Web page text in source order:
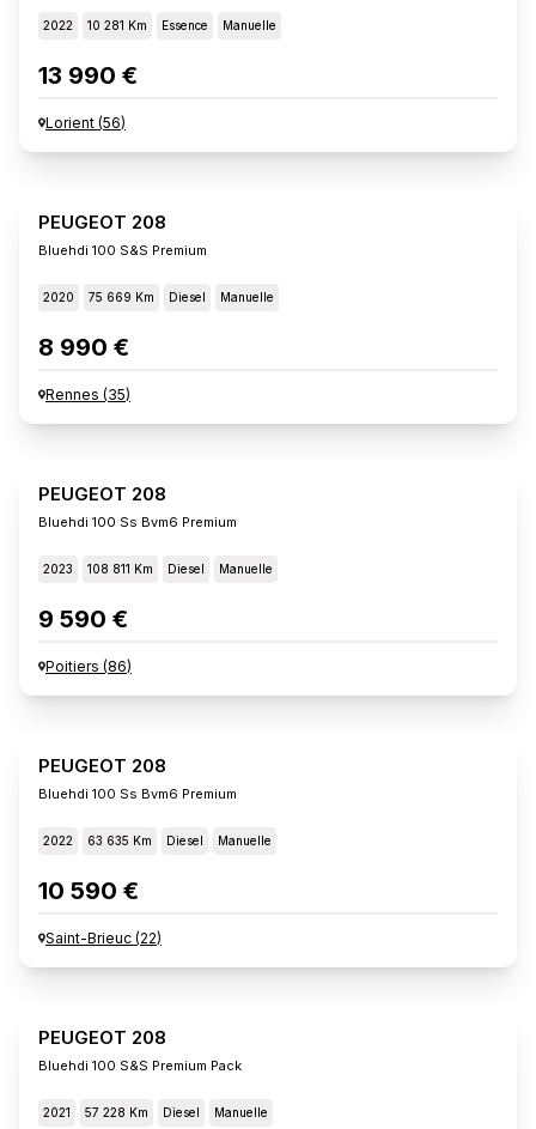
2022 10 281 Km Essence Manuelle
13 990 €
Lorient (56)
PEUGEOT 208
Bluehdi 100 S&s Premium
2020 75 669 Km Diesel Manuelle
8 990 €
Rennes (35)
PEUGEOT 208
Bluehdi 100 Ss Bvm6 Premium
2023 108 811 Km Diesel Manuelle
9 590 €
Poitiers (86)
PEUGEOT 208
Bluehdi 100 Ss Bvm6 Premium
2022 63 635 Km Diesel Manuelle
10 590 €
Saint-Brieuc (22)
PEUGEOT 208
Bluehdi 100 S&s Premium Pack
2021 57 228 Km Diesel Manuelle